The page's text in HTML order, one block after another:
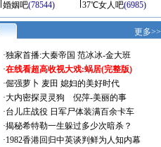
婚姻吧(78544) 37℃女人吧(6985)
更多>>
·独家首播:大秦帝国 范冰冰-金大班
·在线看超高收视大戏:蜗居(完整版)
·倔强萝卜 麦田 媳妇的美好时代
·大内密探灵灵狗
倪萍-美丽的事
·台儿庄战役 日军尸体装满百余卡车
·揭秘希特勒一生躲过多少次暗杀？
·1982香港回归中英谈判鲜为人知内幕